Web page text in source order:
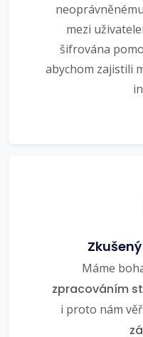
mezi
šifrována
abychom zajistili
Máme
zpracováním
i proto nám